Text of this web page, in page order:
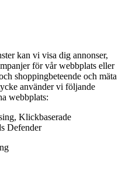
kan vi visa dig annonser,
för vår webbplats eller
shoppingbeteende och mäta
använder vi följande
webbplats:
Klickbaserade
Defender